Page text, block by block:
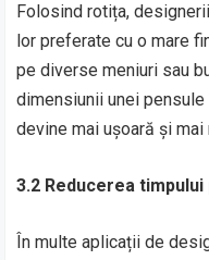
Folosind rotița,
lor preferate cu o mare
pe diverse meniuri sau
dimensiunii unei
devine mai ușoară și mai
3.2 Reducerea
În multe aplicații de